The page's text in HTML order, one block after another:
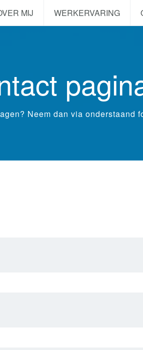
MIJ WERKERVARING
Neem dan via onderstaand